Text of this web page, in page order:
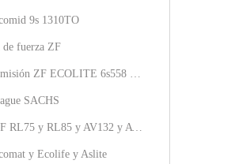
9s 1310TO
de fuerza ZF
Transmisión ZF ECOLITE 6s558 6s508
SACHS
Eje ZF RL75 y RL85 y AV132 y AV133
y Ecolife y Aslite